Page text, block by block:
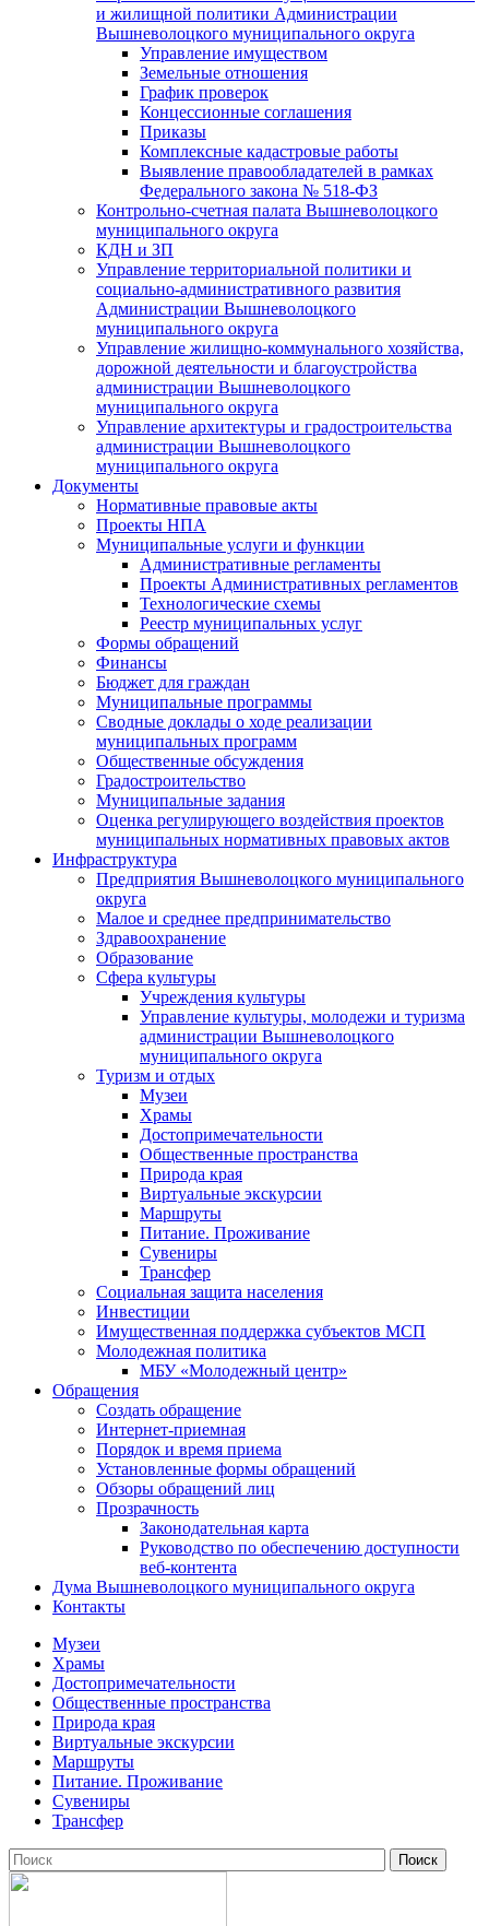
и жилищной политики Администрации
Вышневолоцкого муниципального округа
Управление имуществом
Земельные отношения
График проверок
Концессионные соглашения
Приказы
Комплексные кадастровые работы
Выявление правообладателей в рамках
Федерального закона № 518-ФЗ
Контрольно-счетная палата Вышневолоцкого
муниципального округа
КДН и ЗП
Управление территориальной политики и
социально-административного развития
Администрации Вышневолоцкого
муниципального округа
Управление жилищно-коммунального хозяйства,
дорожной деятельности и благоустройства
администрации Вышневолоцкого
муниципального округа
Управление архитектуры и градостроительства
администрации Вышневолоцкого
муниципального округа
Документы
Нормативные правовые акты
Проекты НПА
Муниципальные услуги и функции
Административные регламенты
Проекты Административных регламентов
Технологические схемы
Реестр муниципальных услуг
Формы обращений
Финансы
Бюджет для граждан
Муниципальные программы
Сводные доклады о ходе реализации
муниципальных программ
Общественные обсуждения
Градостроительство
Муниципальные задания
Оценка регулирующего воздействия проектов
муниципальных нормативных правовых актов
Инфраструктура
Предприятия Вышневолоцкого муниципального
округа
Малое и среднее предпринимательство
Здравоохранение
Образование
Сфера культуры
Учреждения культуры
Управление культуры, молодежи и туризма
администрации Вышневолоцкого
муниципального округа
Туризм и отдых
Музеи
Храмы
Достопримечательности
Общественные пространства
Природа края
Виртуальные экскурсии
Маршруты
Питание. Проживание
Сувениры
Трансфер
Социальная защита населения
Инвестиции
Имущественная поддержка субъектов МСП
Молодежная политика
МБУ «Молодежный центр»
Обращения
Создать обращение
Интернет-приемная
Порядок и время приема
Установленные формы обращений
Обзоры обращений лиц
Прозрачность
Законодательная карта
Руководство по обеспечению доступности
веб-контента
Дума Вышневолоцкого муниципального округа
Контакты
Музеи
Храмы
Достопримечательности
Общественные пространства
Природа края
Виртуальные экскурсии
Маршруты
Питание. Проживание
Сувениры
Трансфер